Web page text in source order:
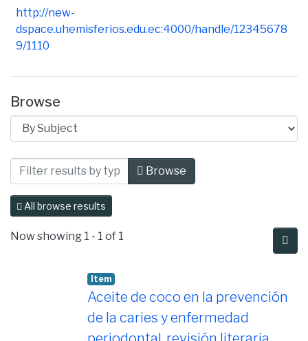
http://new-
dspace.uhemisferios.edu.ec:4000/handle/12345678
9/1110
Browse
Browsing Facultad de Ciencias de la
Browse
All browse results
Now showing 1 - 1 of 1
Item
Aceite de coco en la prevención
de la caries y enfermedad